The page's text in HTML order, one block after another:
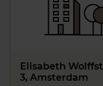
Elisabeth
3, Amsterdam